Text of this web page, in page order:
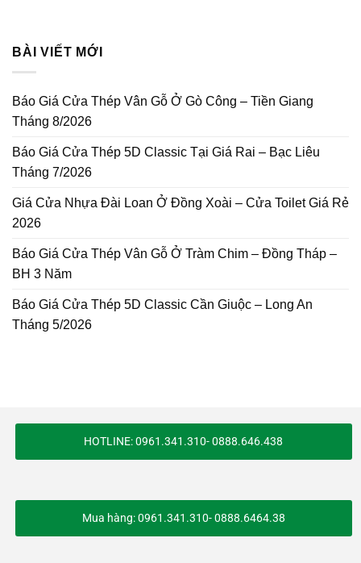
BÀI VIẾT MỚI
Báo Giá Cửa Thép Vân Gỗ Ở Gò Công – Tiền Giang
Tháng 8/2026
Báo Giá Cửa Thép 5D Classic Tại Giá Rai – Bạc Liêu
Tháng 7/2026
Giá Cửa Nhựa Đài Loan Ở Đồng Xoài – Cửa Toilet Giá Rẻ
2026
Báo Giá Cửa Thép Vân Gỗ Ở Tràm Chim – Đồng Tháp –
BH 3 Năm
Báo Giá Cửa Thép 5D Classic Cần Giuộc – Long An
Tháng 5/2026
HOTLINE: 0961.341.310- 0888.646.438
Mua hàng: 0961.341.310- 0888.6464.38